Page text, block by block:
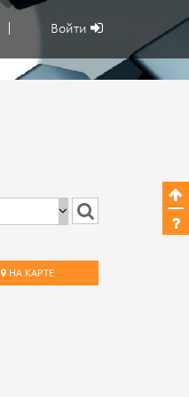
Войти
НА КАРТЕ